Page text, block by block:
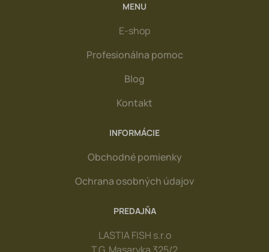
MENU
E-shop
Profesionálna pomoc
Blog
Kontakt
INFORMÁCIE
Obchodné pomienky
Ochrana osobných údajov
PREDAJŇA
LASTIA FISH s.r.o